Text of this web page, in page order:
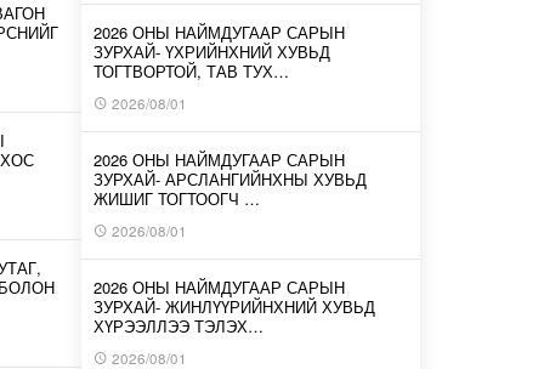
2026 ОНЫ НАЙМДУГААР САРЫН
ЗУРХАЙ- ҮХРИЙНХНИЙ ХУВЬД
ТОГТВОРТОЙ, ТАВ ТУХ…
2026/08/01
2026 ОНЫ НАЙМДУГААР САРЫН
ЗУРХАЙ- АРСЛАНГИЙНХНЫ ХУВЬД
ЖИШИГ ТОГТООГЧ …
2026/08/01
2026 ОНЫ НАЙМДУГААР САРЫН
ЗУРХАЙ- ЖИНЛҮҮРИЙНХНИЙ ХУВЬД
ХҮРЭЭЛЛЭЭ ТЭЛЭХ…
2026/08/01